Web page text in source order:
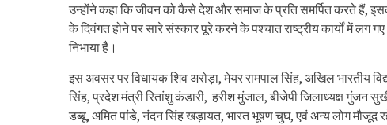
उन्होंने कहा कि जीवन को कैसे देश और समाज के प्रति समर्पित करते हैं,
के दिवंगत होने पर सारे संस्कार पूरे करने के पश्चात राष्ट्रीय कार्यों में लग
निभाया है।
इस अवसर पर विधायक शिव अरोड़ा, मेयर रामपाल सिंह, अखिल भारतीय
सिंह, प्रदेश मंत्री रितांशु कंडारी, हरीश मुंजाल, बीजेपी जिलाध्यक्ष गुंजन
डब्बू, अमित पांडे, नंदन सिंह खड़ायत, भारत भूषण चुघ, एवं अन्य लोग मौजूद